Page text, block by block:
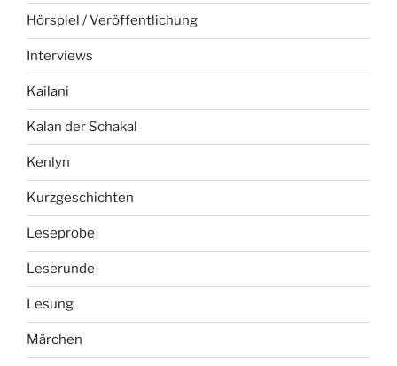
Hörspiel / Veröffentlichung
Interviews
Kailani
Kalan der Schakal
Kenlyn
Kurzgeschichten
Leseprobe
Leserunde
Lesung
Märchen